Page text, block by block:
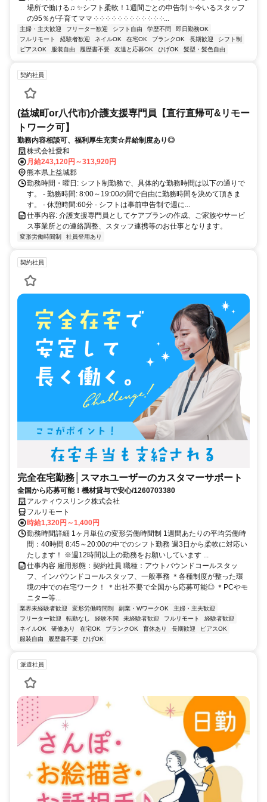
場所で働ける♫ ✨シフト柔軟！1週間ごとの申告制 ✨今いるスタッフ
の95％が子育てママ ༶ ༶ ༶ ༶ ༶ ༶ ༶ ༶ ༶ ༶ ༶ ༶...
主婦・主夫歓迎 フリーター歓迎 シフト自由 学歴不問
即日勤務OK
フルリモート
経験者歓迎 ネイルOK 在宅OK ブランクOK 長期歓迎
シフト制
ピアスOK
服装自由 履歴書不要 友達と応募OK ひげOK 髪型・髪色自由
契約社員
(益城町or八代市)介護支援専門員【直行直帰可&リモー
トワーク可】
勤務内容相談可、福利厚生充実☆昇給制度あり◎
株式会社愛和
月給243,120円～313,920円
熊本県上益城郡
勤務時間・曜日: シフト制勤務で、具体的な勤務時間は以下の通りで
す。 - 勤務時間: 8:00～19:00の間で自由に勤務時間を決めて頂きま
す。 - 休憩時間:60分 - シフトは事前申告制で週に...
仕事内容: 介護支援専門員としてケアプランの作成、ご家族やサービ
ス事業所との連絡調整、スタッフ連携等のお仕事となります。
変形労働時間制 社員登用あり
契約社員
完全在宅勤務│スマホユーザーのカスタマーサポート
全国から応募可能！機材貸与で安心/1260703380
アルティウスリンク株式会社
フルリモート
時給1,320円～1,400円
勤務時間詳細 1ヶ月単位の変形労働時間制 1週間あたりの平均労働時
間：40時間 8:45～20:00の中でのシフト勤務 週3日から柔軟に対応い
たします！ ※週12時間以上の勤務をお願いしています ...
仕事内容 雇用形態：契約社員 職種：アウトバウンドコールスタッ
フ、インバウンドコールスタッフ、一般事務 ＊各種制度が整った環
境の中での在宅ワーク！ ＊出社不要で全国から応募可能◎ ＊PCやモ
ニター等...
業界未経験者歓迎 変形労働時間制 副業・WワークOK
主婦・主夫歓迎
フリーター歓迎
転勤なし 経験不問 未経験者歓迎 フルリモート
経験者歓迎
ネイルOK
研修あり 在宅OK ブランクOK 育休あり 長期歓迎
ピアスOK
服装自由
履歴書不要 ひげOK
派遣社員